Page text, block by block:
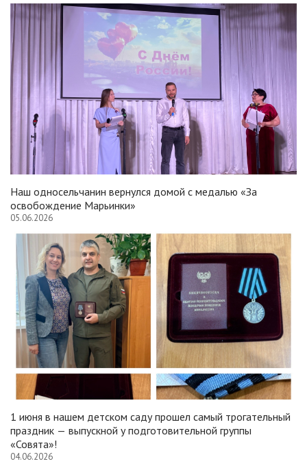
Наш односельчанин вернулся домой с медалью «За
освобождение Марьинки»
05.06.2026
1 июня в нашем детском саду прошел самый трогательный
праздник — выпускной у подготовительной группы
«Совята»!
04.06.2026